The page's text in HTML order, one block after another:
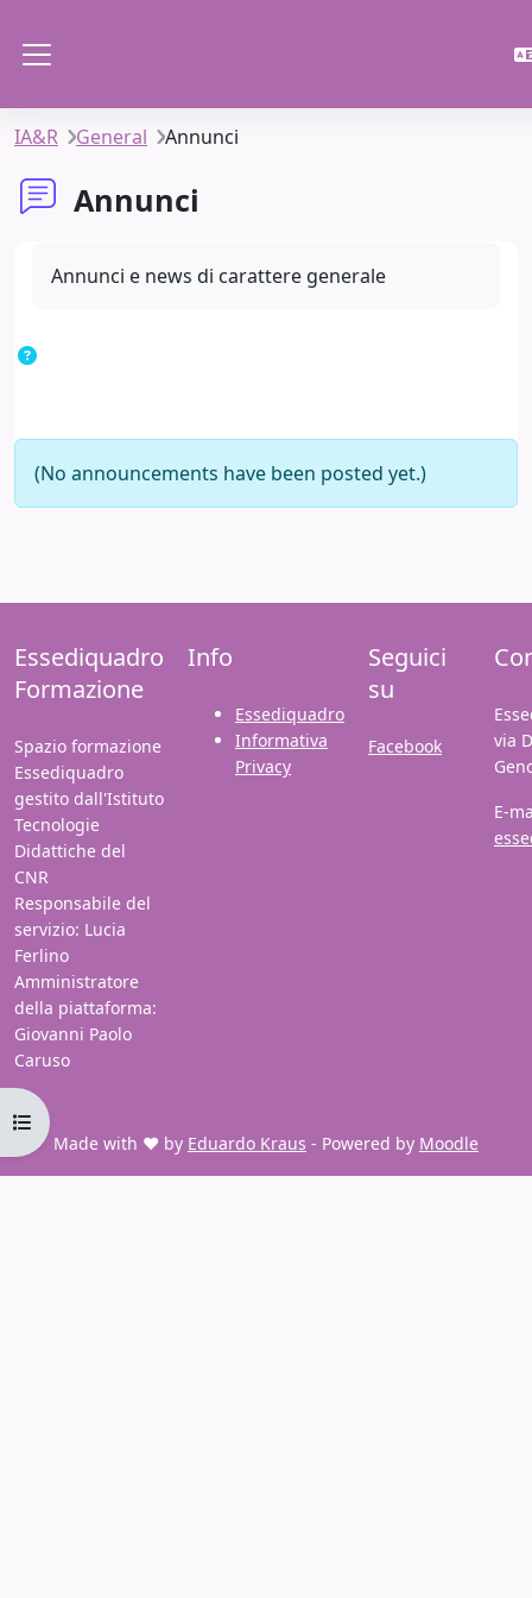
Open course index
IA&R General Annunci
Annunci
Annunci e news di carattere generale
(No announcements have been posted yet.)
Essediquadro
Formazione
Spazio formazione
Essediquadro
gestito dall'Istituto
Tecnologie
Didattiche del
CNR
Responsabile del
servizio: Lucia
Ferlino
Amministratore
della piattaforma:
Giovanni Paolo
Caruso
Info
Essediquadro
Informativa
Privacy
Seguici
su
Facebook
via
E-
Made with ❤️ by Eduardo Kraus - Powered by Moodle